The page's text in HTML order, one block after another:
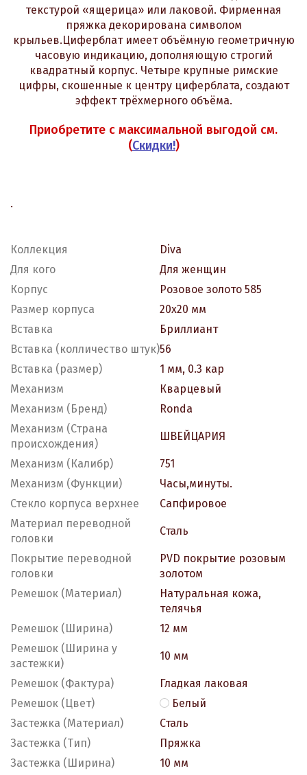
текстурой «ящерица» или лаковой. Фирменная
пряжка декорирована символом
крыльев.Циферблат имеет объёмную геометричную
часовую индикацию, дополняющую строгий
квадратный корпус. Четыре крупные римские
цифры, скошенные к центру циферблата, создают
эффект трёхмерного объёма.
Приобретите с максимальной выгодой см.
(Скидки!)
.
Коллекция
Diva
Для кого
Для женщин
Корпус
Розовое золото 585
Размер корпуса
20х20 мм
Вставка
Бриллиант
Вставка (колличество штук)56
Вставка (размер)
1 мм, 0.3 кар
Механизм
Кварцевый
Механизм (Бренд)
Ronda
Механизм (Страна
происхождения)
ШВЕЙЦАРИЯ
Механизм (Калибр)
751
Механизм (Функции)
Часы,минуты.
Стекло корпуса верхнее
Сапфировое
Материал переводной
головки
Сталь
Покрытие переводной
головки
PVD покрытие розовым
золотом
Ремешок (Материал)
Натуральная кожа,
телячья
Ремешок (Ширина)
12 мм
Ремешок (Ширина у
застежки)
10 мм
Ремешок (Фактура)
Гладкая лаковая
Ремешок (Цвет)
Белый
Застежка (Материал)
Сталь
Застежка (Тип)
Пряжка
Застежка (Ширина)
10 мм